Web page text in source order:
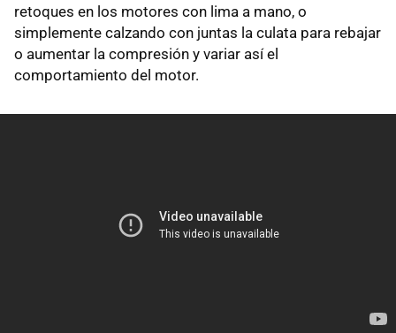
retoques en los motores con lima a mano, o
simplemente calzando con juntas la culata para rebajar
o aumentar la compresión y variar así el
comportamiento del motor.